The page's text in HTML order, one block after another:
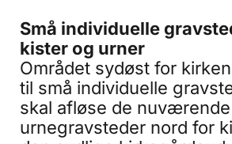
Små individuelle
kister og urner
Området sydøst for
til små individuelle
skal afløse de nuværende
urnegravsteder nord for